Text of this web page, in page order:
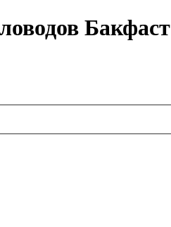
Бакфаст